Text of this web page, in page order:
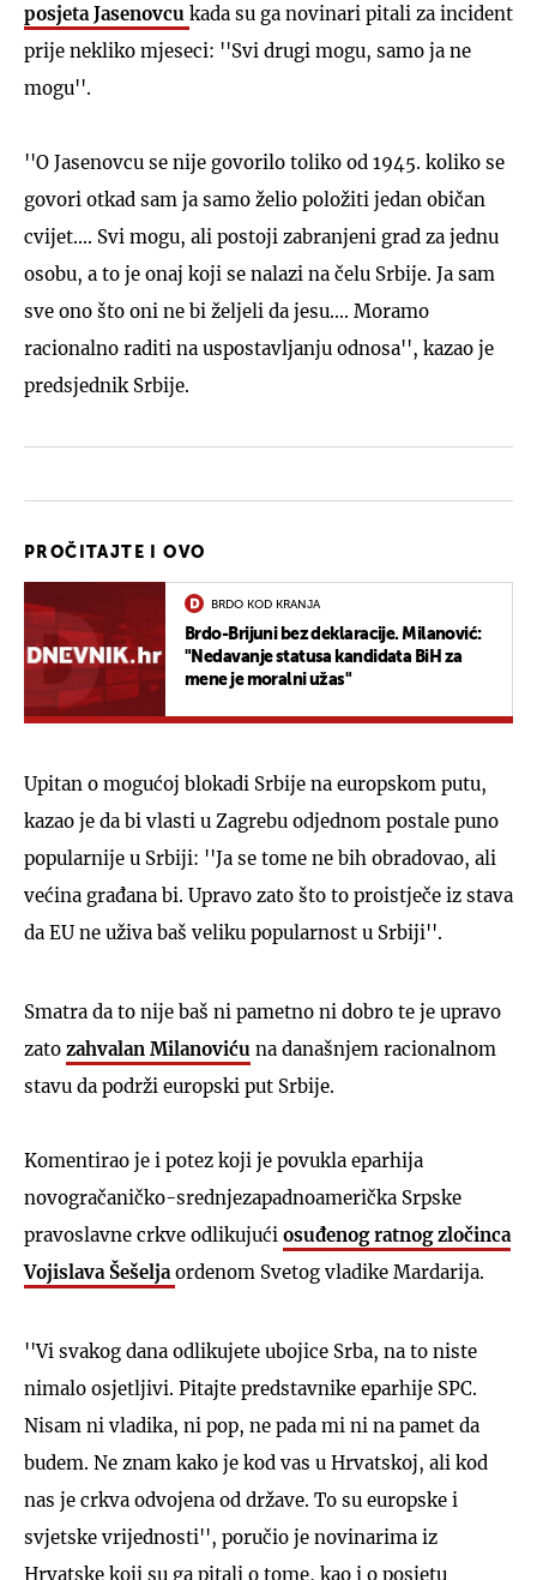
posjeta Jasenovcu kada su ga novinari pitali za incident
prije nekliko mjeseci: ''Svi drugi mogu, samo ja ne
mogu''.
''O Jasenovcu se nije govorilo toliko od 1945. koliko se
govori otkad sam ja samo želio položiti jedan običan
cvijet.... Svi mogu, ali postoji zabranjeni grad za jednu
osobu, a to je onaj koji se nalazi na čelu Srbije. Ja sam
sve ono što oni ne bi željeli da jesu.... Moramo
racionalno raditi na uspostavljanju odnosa'', kazao je
predsjednik Srbije.
PROČITAJTE I OVO
BRDO KOD KRANJA
Brdo-Brijuni bez deklaracije. Milanović:
"Nedavanje statusa kandidata BiH za
mene je moralni užas"
Upitan o mogućoj blokadi Srbije na europskom putu,
kazao je da bi vlasti u Zagrebu odjednom postale puno
popularnije u Srbiji: ''Ja se tome ne bih obradovao, ali
većina građana bi. Upravo zato što to proistječe iz stava
da EU ne uživa baš veliku popularnost u Srbiji''.
Smatra da to nije baš ni pametno ni dobro te je upravo
zato zahvalan Milanoviću na današnjem racionalnom
stavu da podrži europski put Srbije.
Komentirao je i potez koji je povukla eparhija
novogračaničko-srednjezapadnoamerička Srpske
pravoslavne crkve odlikujući osuđenog ratnog zločinca
Vojislava Šešeljaordenom Svetog vladike Mardarija.
''Vi svakog dana odlikujete ubojice Srba, na to niste
nimalo osjetljivi. Pitajte predstavnike eparhije SPC.
Nisam ni vladika, ni pop, ne pada mi ni na pamet da
budem. Ne znam kako je kod vas u Hrvatskoj, ali kod
nas je crkva odvojena od države. To su europske i
svjetske vrijednosti'', poručio je novinarima iz
Hrvatske koji su ga pitali o tome, kao i o posjetu